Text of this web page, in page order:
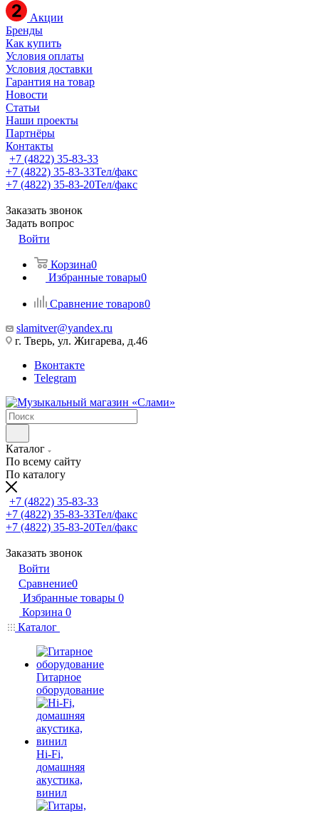
Акции
Бренды
Как купить
Условия оплаты
Условия доставки
Гарантия на товар
Новости
Статьи
Наши проекты
Партнёры
Контакты
+7 (4822) 35-83-33
+7 (4822) 35-83-33Тел/факс
+7 (4822) 35-83-20Тел/факс
Заказать звонок
Задать вопрос
Войти
Корзина0
Избранные товары0
Сравнение товаров0
slamitver@yandex.ru
г. Тверь, ул. Жигарева, д.46
Вконтакте
Telegram
Каталог
По всему сайту
По каталогу
+7 (4822) 35-83-33
+7 (4822) 35-83-33Тел/факс
+7 (4822) 35-83-20Тел/факс
Заказать звонок
Войти
Сравнение0
Избранные товары 0
Корзина 0
Каталог
Гитарное
оборудование
Hi-Fi,
домашняя
акустика,
винил